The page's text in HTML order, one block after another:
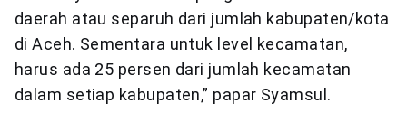
daerah atau separuh dari jumlah kabupaten/kota
di Aceh. Sementara untuk level kecamatan,
harus ada 25 persen dari jumlah kecamatan
dalam setiap kabupaten,” papar Syamsul.